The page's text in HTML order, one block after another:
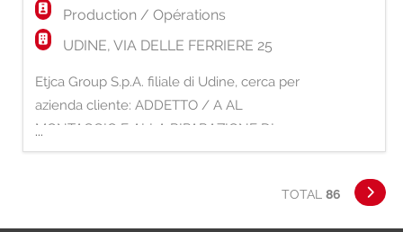
Production / Opérations
UDINE, VIA DELLE FERRIERE 25
Etjca Group S.p.A. filiale di Udine, cerca per
azienda cliente: ADDETTO / A AL
MONTAGGIO E ALLA RIPARAZIONE DI
TENDE E PERGOLE Mansioni: - Montaggio di
Interventi di manutenzione, riparazione e
...
TOTAL 86